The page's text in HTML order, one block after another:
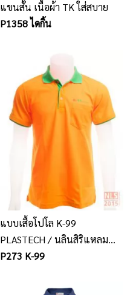
แขนสั้น เนื้อผ้า TK ใส่สบาย
P1358 ไดกิ้น
แบบเสื้อโปโล K-99
PLASTECH / นลินสิริแหลม
ฉบัง รับตัดเสื้อโปโลตามสั่ง
P273 K-99